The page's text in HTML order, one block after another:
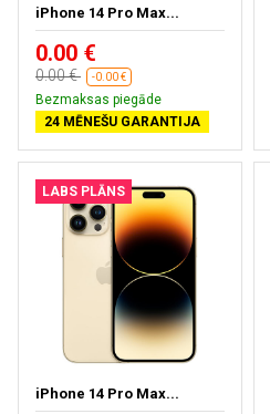
iPhone 14 Pro Max...
0.00 €
0.00 € -0.00 €
Bezmaksas piegāde
24 MĒNEŠU GARANTIJA
LABS PLĀNS
iPhone 14 Pro Max...